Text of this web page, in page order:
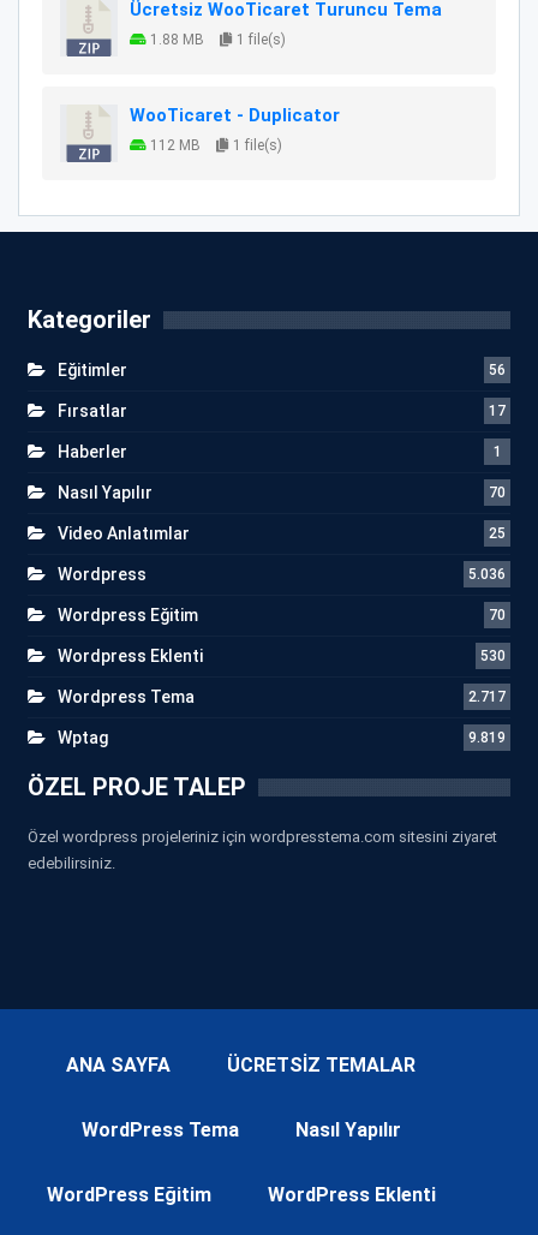
Ücretsiz WooTicaret Turuncu Tema
1.88 MB 1 file(s)
WooTicaret - Duplicator
112 MB 1 file(s)
Kategoriler
Eğitimler 56
Fırsatlar 17
Haberler 1
Nasıl Yapılır 70
Video Anlatımlar 25
Wordpress 5.036
Wordpress Eğitim 70
Wordpress Eklenti 530
Wordpress Tema 2.717
Wptag 9.819
ÖZEL PROJE TALEP
Özel wordpress projeleriniz için wordpresstema.com sitesini ziyaret
edebilirsiniz.
ANA SAYFA ÜCRETSİZ TEMALAR
WordPress Tema Nasıl Yapılır
WordPress Eğitim WordPress Eklenti